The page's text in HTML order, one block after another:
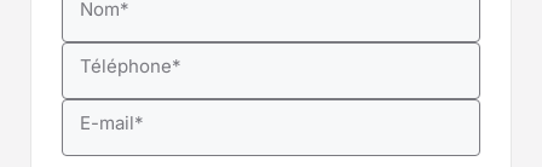
Nom*
Téléphone*
E-mail*